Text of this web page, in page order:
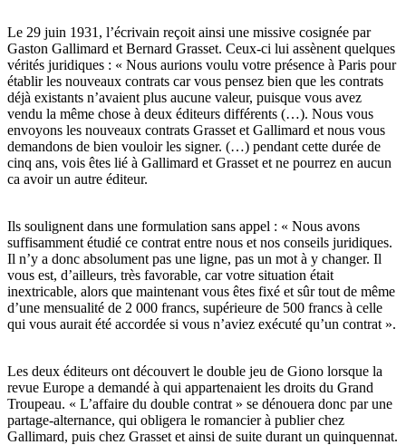
Le 29 juin 1931, l’écrivain reçoit ainsi une missive cosignée par
Gaston Gallimard et Bernard Grasset. Ceux-ci lui assènent quelques
vérités juridiques : « Nous aurions voulu votre présence à Paris pour
établir les nouveaux contrats car vous pensez bien que les contrats
déjà existants n’avaient plus aucune valeur, puisque vous avez
vendu la même chose à deux éditeurs différents (…). Nous vous
envoyons les nouveaux contrats Grasset et Gallimard et nous vous
demandons de bien vouloir les signer. (…) pendant cette durée de
cinq ans, vois êtes lié à Gallimard et Grasset et ne pourrez en aucun
ca avoir un autre éditeur.
Ils soulignent dans une formulation sans appel : « Nous avons
suffisamment étudié ce contrat entre nous et nos conseils juridiques.
Il n’y a donc absolument pas une ligne, pas un mot à y changer. Il
vous est, d’ailleurs, très favorable, car votre situation était
inextricable, alors que maintenant vous êtes fixé et sûr tout de même
d’une mensualité de 2 000 francs, supérieure de 500 francs à celle
qui vous aurait été accordée si vous n’aviez exécuté qu’un contrat ».
Les deux éditeurs ont découvert le double jeu de Giono lorsque la
revue Europe a demandé à qui appartenaient les droits du Grand
Troupeau. « L’affaire du double contrat » se dénouera donc par une
partage-alternance, qui obligera le romancier à publier chez
Gallimard, puis chez Grasset et ainsi de suite durant un quinquennat.